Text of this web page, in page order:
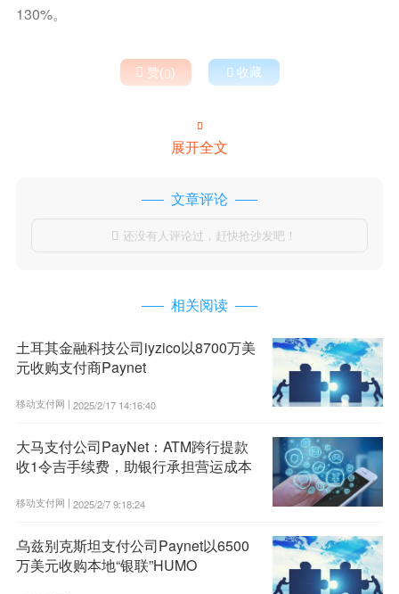
130%。
 赞()  收藏

展开全文
文章评论
 还没有人评论过，赶快抢沙发吧！
相关阅读
土耳其金融科技公司iyzico以8700万美
元收购支付商Paynet
移动支付网 | 2025/2/17 14:16:40
大马支付公司PayNet：ATM跨行提款
收1令吉手续费，助银行承担营运成本
移动支付网 | 2025/2/7 9:18:24
乌兹别克斯坦支付公司Paynet以6500
万美元收购本地“银联”HUMO